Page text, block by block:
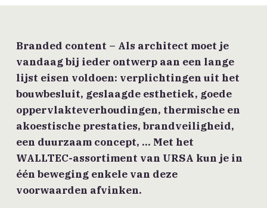
Branded content – Als architect moet je
vandaag bij ieder ontwerp aan een lange
lijst eisen voldoen: verplichtingen uit het
bouwbesluit, geslaagde esthetiek, goede
oppervlakteverhoudingen, thermische en
akoestische prestaties, brandveiligheid,
een duurzaam concept, … Met het
WALLTEC-assortiment van URSA kun je in
één beweging enkele van deze
voorwaarden afvinken.